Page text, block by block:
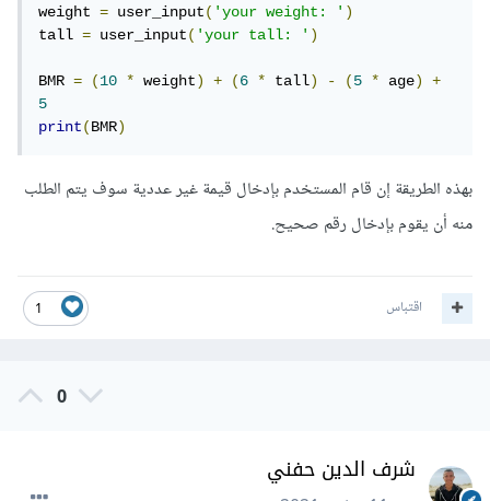
weight = user_input('your weight: ')
tall = user_input('your tall: ')
BMR = (10 * weight) + (6 * tall) - (5 * age)
+
5
print(BMR)
بهذه الطريقة إن قام المستخدم بإدخال قيمة غير عددية سوف يتم الطلب
منه أن يقوم بإدخال رقم صحيح.
1 اقتباس
0
شرف الدين حفني